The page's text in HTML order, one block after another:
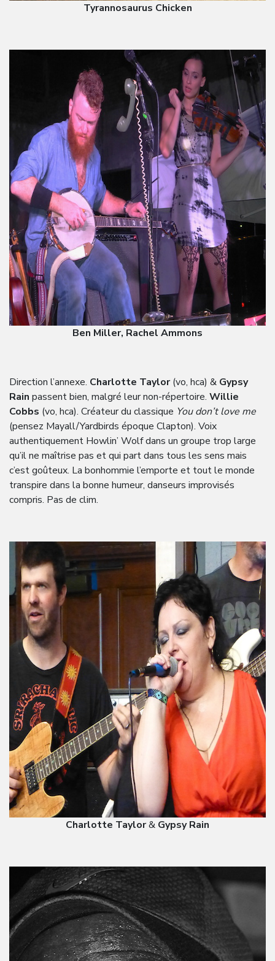
Tyrannosaurus Chicken
Ben Miller, Rachel Ammons
Direction l’annexe. Charlotte Taylor(vo, hca) & Gypsy
Rain passent bien, malgré leur non-répertoire. Willie
Cobbs (vo, hca). Créateur du classique You don’t love me
(pensez Mayall/Yardbirds époque Clapton). Voix
authentiquement Howlin’ Wolf dans un groupe trop large
qu’il ne maîtrise pas et qui part dans tous les sens mais
c’est goûteux. La bonhommie l’emporte et tout le monde
transpire dans la bonne humeur, danseurs improvisés
compris. Pas de clim.
Charlotte Taylor& Gypsy Rain